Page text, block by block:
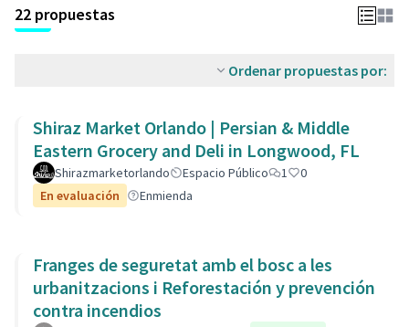
22 propuestas
Ordenar propuestas por:
Shiraz Market Orlando | Persian & Middle
Eastern Grocery and Deli in Longwood, FL
Shirazmarketorlando Espacio Público 1
0
En evaluación
Enmienda
Franges de seguretat amb el bosc a les
urbanitzacions i Reforestación y prevención
contra incendios